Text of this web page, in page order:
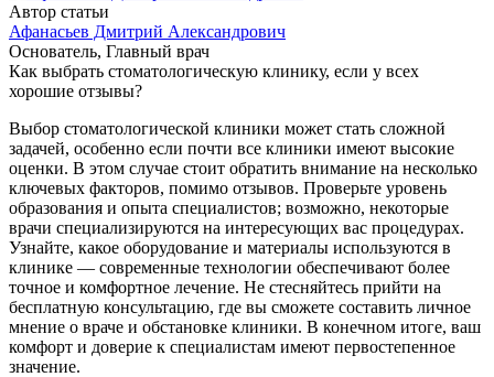
Автор статьи
Афанасьев Дмитрий Александрович
Основатель, Главный врач
Как выбрать стоматологическую клинику, если у всех
хорошие отзывы?
Выбор стоматологической клиники может стать сложной
задачей, особенно если почти все клиники имеют высокие
оценки. В этом случае стоит обратить внимание на несколько
ключевых факторов, помимо отзывов. Проверьте уровень
образования и опыта специалистов; возможно, некоторые
врачи специализируются на интересующих вас процедурах.
Узнайте, какое оборудование и материалы используются в
клинике — современные технологии обеспечивают более
точное и комфортное лечение. Не стесняйтесь прийти на
бесплатную консультацию, где вы сможете составить личное
мнение о враче и обстановке клиники. В конечном итоге, ваш
комфорт и доверие к специалистам имеют первостепенное
значение.